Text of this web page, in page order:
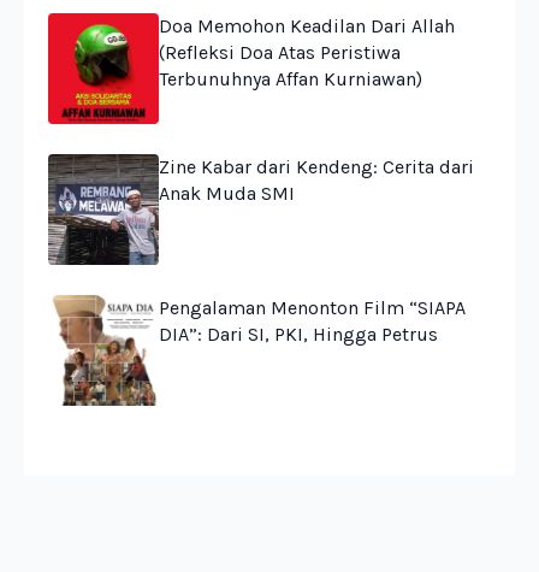
Doa Memohon Keadilan Dari Allah
(Refleksi Doa Atas Peristiwa
Terbunuhnya Affan Kurniawan)
Zine Kabar dari Kendeng: Cerita dari
Anak Muda SMI
Pengalaman Menonton Film “SIAPA
DIA”: Dari SI, PKI, Hingga Petrus